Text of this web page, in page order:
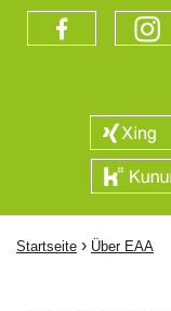
Startseite › Über EAA